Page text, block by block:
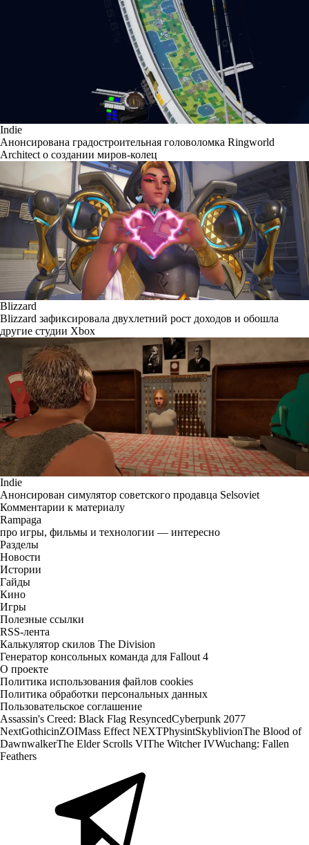
Indie
Анонсирована градостроительная головоломка Ringworld
Architect о создании миров-колец
Blizzard
Blizzard зафиксировала двухлетний рост доходов и обошла
другие студии Xbox
Indie
Анонсирован симулятор советского продавца Selsoviet
Комментарии к материалу
Rampaga
про игры, фильмы и технологии — интересно
Разделы
Новости
Истории
Гайды
Кино
Игры
Полезные ссылки
RSS-лента
Калькулятор скилов The Division
Генератор консольных команда для Fallout 4
О проекте
Политика использования файлов cookies
Политика обработки персональных данных
Пользовательское соглашение
Assassin's Creed: Black Flag ResyncedCyberpunk 2077
NextGothicinZOIMass Effect NEXTPhysintSkyblivionThe Blood of
DawnwalkerThe Elder Scrolls VIThe Witcher IVWuchang: Fallen
Feathers